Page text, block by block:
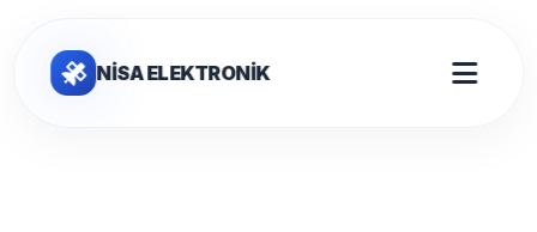
NİSA ELEKTRONİK